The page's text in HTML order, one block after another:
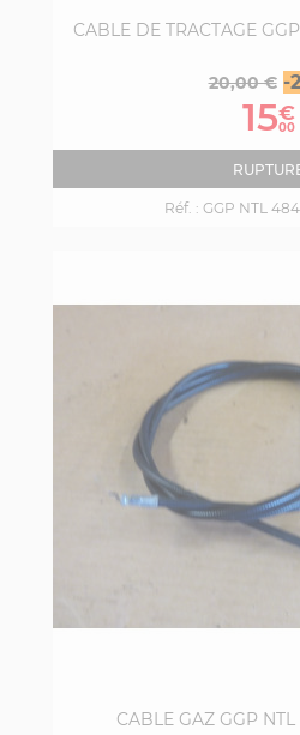
CABLE DE TRACTAGE
Prix
base
20,00 € -
15€
00
Réf. : GGP NTL 484
CABLE GAZ GGP